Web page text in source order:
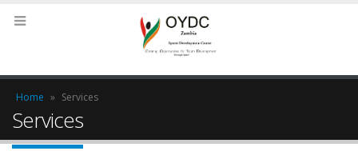
Home » Services
Services